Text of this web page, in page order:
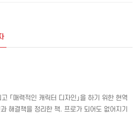
고 「매력적인 캐릭터 디자인」을 하기 위한 현역
해결책을 정리한 책. 프로가 되어도 없어지기